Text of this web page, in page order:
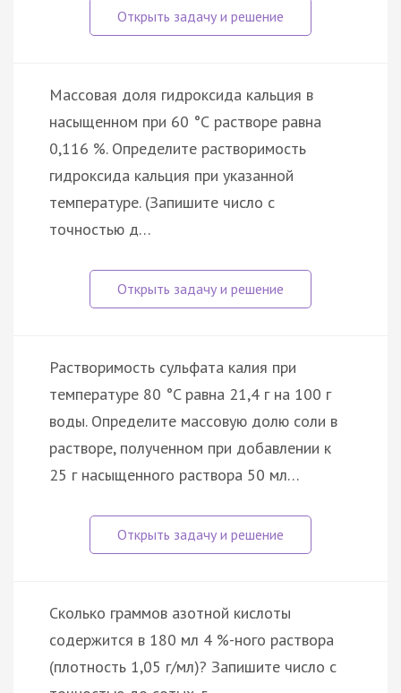
Массовая доля гидроксида кальция в
насыщенном при 60 °С растворе равна
0,116 %. Определите растворимость
гидроксида кальция при указанной
температуре. (Запишите число с
точностью д…
Растворимость сульфата калия при
температуре 80 °C равна 21,4 г на 100 г
воды. Определите массовую долю соли в
растворе, полученном при добавлении к
25 г насыщенного раствора 50 мл…
Сколько граммов азотной кислоты
содержится в 180 мл 4 %-ного раствора
(плотность 1,05 г/мл)? Запишите число с